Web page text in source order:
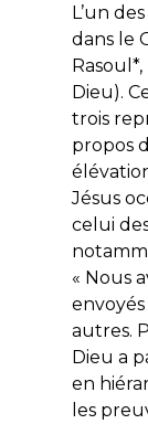
L’un
dans le
Dieu).
trois
propos
Jésus
celui
« Nous
autres.
Dieu a
en
les